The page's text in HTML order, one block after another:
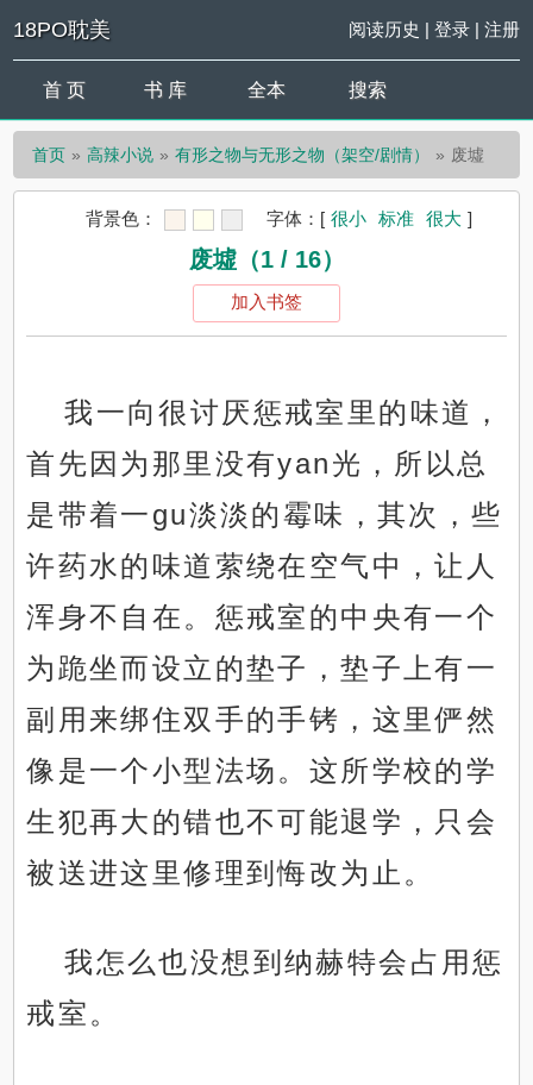
18PO耽美 阅读历史 | 登录| 注册
首 页 书 库 全本 搜索
首页 高辣小说 有形之物与无形之物（架空/剧情） 废墟
背景色： 字体： [ 很小 标准 很大 ]
废墟（1 / 16）
加入书签
我一向很讨厌惩戒室里的味道，
首先因为那里没有yan光，所以总
是带着一gu淡淡的霉味，其次，些
许药水的味道萦绕在空气中，让人
浑身不自在。惩戒室的中央有一个
为跪坐而设立的垫子，垫子上有一
副用来绑住双手的手铐，这里俨然
像是一个小型法场。这所学校的学
生犯再大的错也不可能退学，只会
被送进这里修理到悔改为止。
我怎么也没想到纳赫特会占用惩
戒室。